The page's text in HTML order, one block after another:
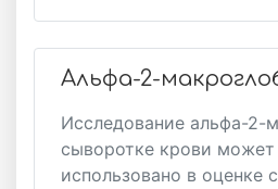
Альфа-2-
Исследование альфа-2-
сыворотке крови
использовано в оценке